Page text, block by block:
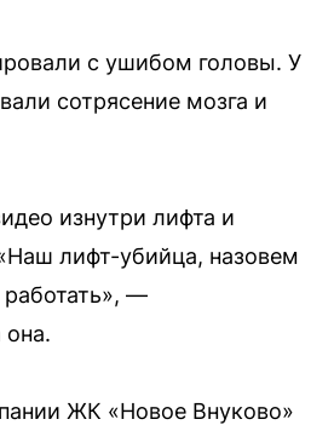
с ушибом головы. У
сотрясение мозга и
изнутри лифта и
лифт-убийца, назовем
работать», —
ЖК «Новое Внуково»